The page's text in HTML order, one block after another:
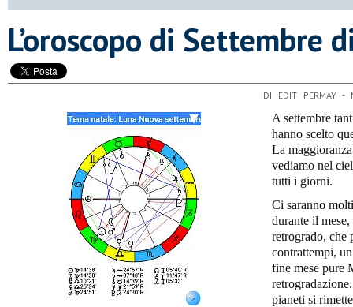
​L’oroscopo di Settembre
DI EDIT PERMAY -
A settembre
hanno scelto
La
vediamo nel
tutti i giorni.
Ci saranno
durante il
retrogrado, che
contrattempi,
fine mese pure
pianeti si